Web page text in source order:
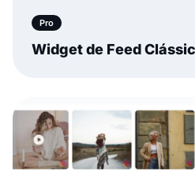
Pro
Widget de Feed